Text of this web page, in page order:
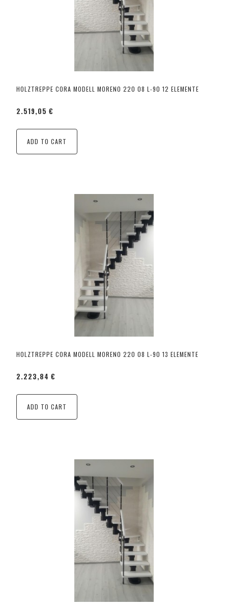
HOLZTREPPE CORA MODELL MORENO 220 08 L-90 12 ELEMENTE
2.519,05 €
ADD TO CART
HOLZTREPPE CORA MODELL MORENO 220 08 L-90 13 ELEMENTE
2.223,84 €
ADD TO CART